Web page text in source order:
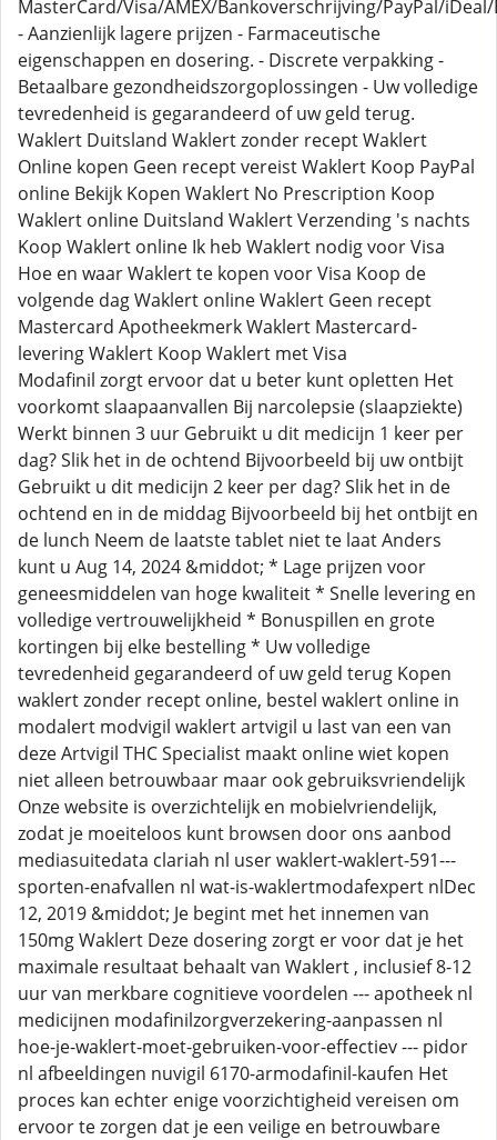
MasterCard/Visa/AMEX/Bankoverschrijving/PayPal/
- Aanzienlijk lagere prijzen - Farmaceutische
eigenschappen en dosering. - Discrete verpakking -
Betaalbare gezondheidszorgoplossingen - Uw volledige
tevredenheid is gegarandeerd of uw geld terug.
Waklert Duitsland Waklert zonder recept Waklert
Online kopen Geen recept vereist Waklert Koop PayPal
online Bekijk Kopen Waklert No Prescription Koop
Waklert online Duitsland Waklert Verzending 's nachts
Koop Waklert online Ik heb Waklert nodig voor Visa
Hoe en waar Waklert te kopen voor Visa Koop de
volgende dag Waklert online Waklert Geen recept
Mastercard Apotheekmerk Waklert Mastercard-
levering Waklert Koop Waklert met Visa
Modafinil zorgt ervoor dat u beter kunt opletten Het
voorkomt slaapaanvallen Bij narcolepsie (slaapziekte)
Werkt binnen 3 uur Gebruikt u dit medicijn 1 keer per
dag? Slik het in de ochtend Bijvoorbeeld bij uw ontbijt
Gebruikt u dit medicijn 2 keer per dag? Slik het in de
ochtend en in de middag Bijvoorbeeld bij het ontbijt en
de lunch Neem de laatste tablet niet te laat Anders
kunt u Aug 14, 2024 &middot; * Lage prijzen voor
geneesmiddelen van hoge kwaliteit * Snelle levering en
volledige vertrouwelijkheid * Bonuspillen en grote
kortingen bij elke bestelling * Uw volledige
tevredenheid gegarandeerd of uw geld terug Kopen
waklert zonder recept online, bestel waklert online in
modalert modvigil waklert artvigil u last van een van
deze Artvigil THC Specialist maakt online wiet kopen
niet alleen betrouwbaar maar ook gebruiksvriendelijk
Onze website is overzichtelijk en mobielvriendelijk,
zodat je moeiteloos kunt browsen door ons aanbod
mediasuitedata clariah nl user waklert-waklert-591---
sporten-enafvallen nl wat-is-waklertmodafexpert nlDec
12, 2019 &middot; Je begint met het innemen van
150mg Waklert Deze dosering zorgt er voor dat je het
maximale resultaat behaalt van Waklert , inclusief 8-12
uur van merkbare cognitieve voordelen --- apotheek nl
medicijnen modafinilzorgverzekering-aanpassen nl
hoe-je-waklert-moet-gebruiken-voor-effectiev --- pidor
nl afbeeldingen nuvigil 6170-armodafinil-kaufen Het
proces kan echter enige voorzichtigheid vereisen om
ervoor te zorgen dat je een veilige en betrouwbare